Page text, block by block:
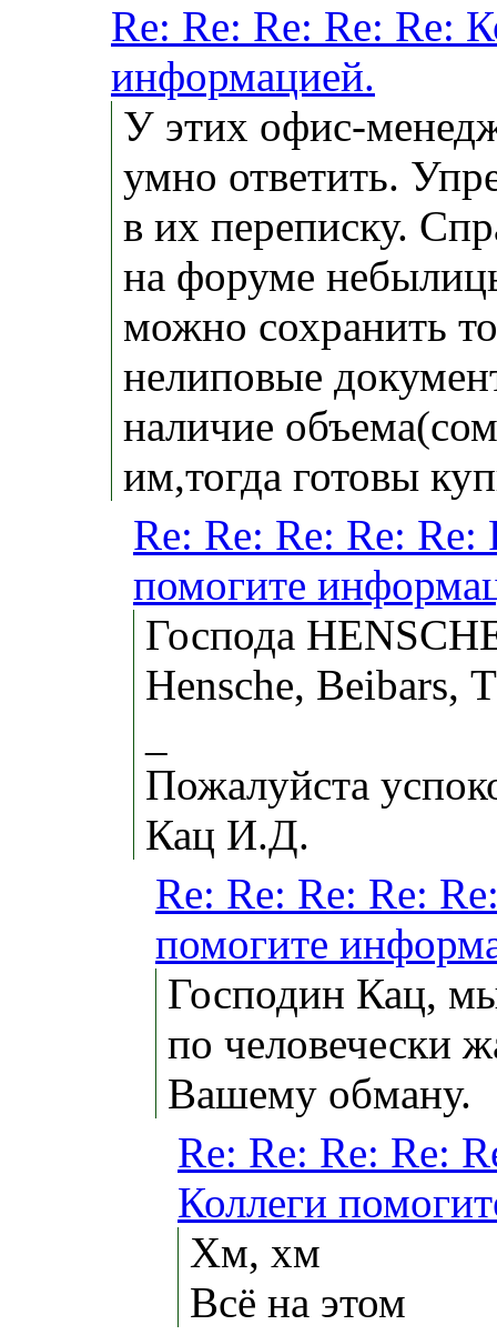
Re: Re: Re: Re: Re:
информацией.
У этих офис-
умно ответить.
в их переписку.
на форуме
можно сохранить
нелиповые
наличие
им,тогда готовы
Re: Re: Re: Re: Re:
помогите
Господа
Hensche, Beibars,
Пожалуйста
Кац И.Д.
Re: Re: Re: Re:
помогите
Господин Кац,
по человечески
Вашему обману.
Re: Re: Re: Re:
Коллеги
Хм, хм
Всё на этом